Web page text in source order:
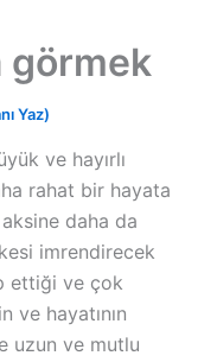
görmek
Yaz)
ve hayırlı
rahat bir hayata
aksine daha da
imrendirecek
ettiği ve çok
ve hayatının
uzun ve mutlu